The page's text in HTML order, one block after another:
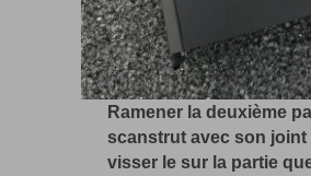
Ramener la deuxième
scanstrut avec son joint
visser le sur la partie